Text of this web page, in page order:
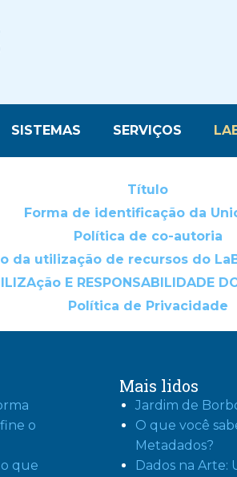
SISTEMAS SERVIÇOS
Título
Forma de identificação da
Política de co-autoria
da utilização de recursos do
E RESPONSABILIDADE
Política de Privacidade
o
que
Mais lidos
Jardim de
O que você
Metadados?
Dados na Arte: